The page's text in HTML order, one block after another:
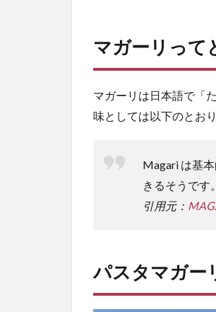
マガーリって
マガーリは日本語で「
味としては以下のとおり
Magari は基
きるそうです。
引用元：
パスタマガー